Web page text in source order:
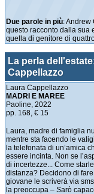
Due parole in più: Andrew
questo racconto dalla sua
quella di genitore di
La perla
Cappellazzo
Laura Cappellazzo
MADRI E MAREE
Paoline, 2022
pp. 168, € 15
Laura, madre di famiglia
mentre sta facendo le
la telefonata di un’amica
essere incinta. Non se
di incertezze... Come
distanza? Decidono di
giovane le scriverà via
la preoccupa – Sarò